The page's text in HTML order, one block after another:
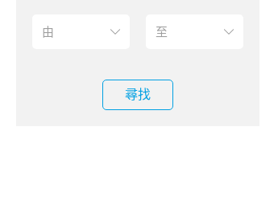
尋找